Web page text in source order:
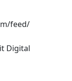
feed/